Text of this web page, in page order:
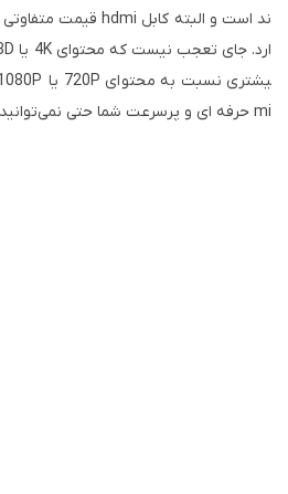
ند است و البته کابل hdmiقیمت
ارد. جای تعجب نیست که محتوای 4K
یا 3D
یشتری نسبت به محتوای 720P
یا 1080P
mi حرفه ای و پرسرعت شما حتی